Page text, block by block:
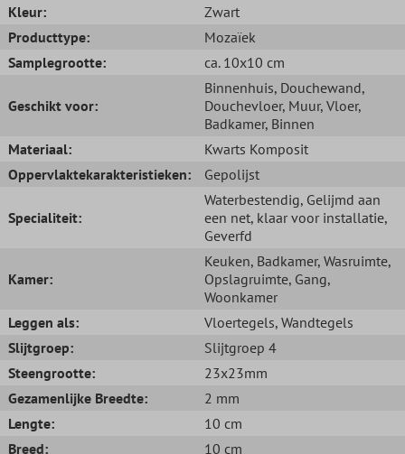
Kleur:
Zwart
Producttype:
Mozaïek
Samplegrootte:
ca. 10x10 cm
Geschikt voor:
Binnenhuis, Douchewand,
Douchevloer, Muur, Vloer,
Badkamer, Binnen
Materiaal:
Kwarts Komposit
Oppervlaktekarakteristieken:
Gepolijst
Specialiteit:
Waterbestendig, Gelijmd aan
een net, klaar voor installatie,
Geverfd
Kamer:
Keuken, Badkamer, Wasruimte,
Opslagruimte, Gang,
Woonkamer
Leggen als:
Vloertegels, Wandtegels
Slijtgroep:
Slijtgroep 4
Steengrootte:
23x23mm
Gezamenlijke Breedte:
2 mm
Lengte:
10 cm
Breed:
10 cm